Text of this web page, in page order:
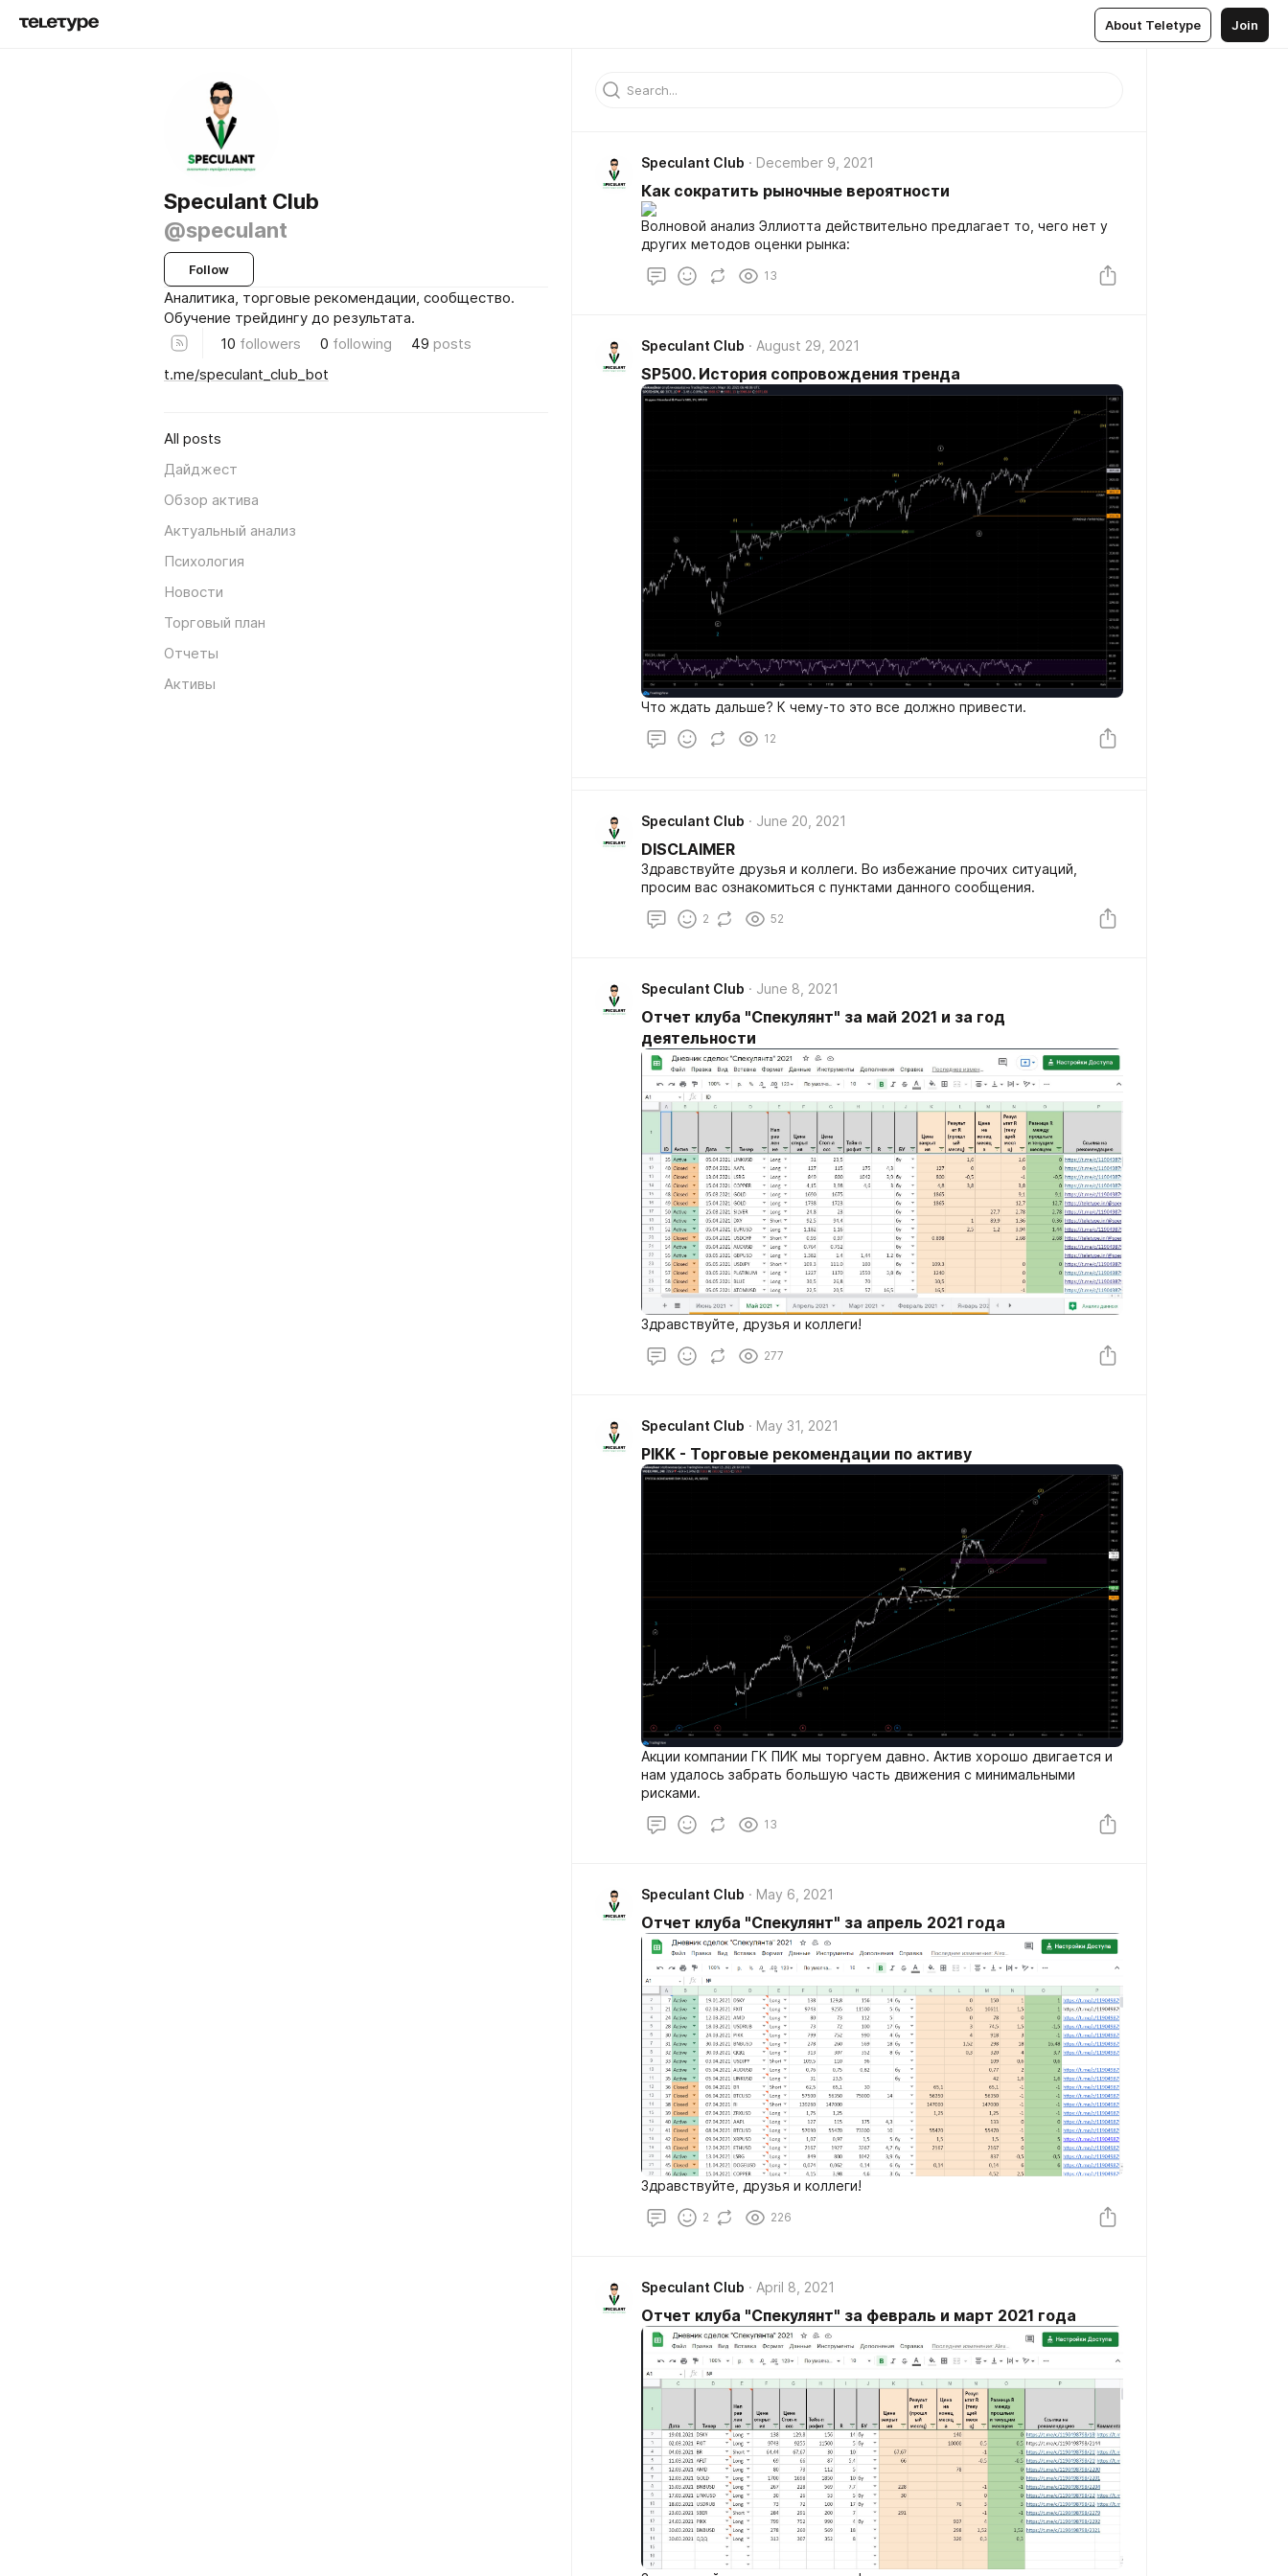
About Teletype Join
Speculant Club
@speculant
Follow
Аналитика, торговые рекомендации, сообщество.
Обучение трейдингу до результата.
10 followers 0 following 49 posts
t.me/speculant_club_bot
All posts
Дайджест
Обзор актива
Актуальный анализ
Психология
Новости
Торговый план
Отчеты
Активы
Speculant Club December 9, 2021
Как сократить рыночные вероятности
Волновой анализ Эллиотта действительно предлагает то, чего нет у
других методов оценки рынка:
13
Speculant Club August 29, 2021
SP500. История сопровождения тренда
Что ждать дальше? К чему-то это все должно привести.
12
Speculant Club June 20, 2021
DISCLAIMER
Здравствуйте друзья и коллеги. Во избежание прочих ситуаций,
просим вас ознакомиться с пунктами данного сообщения.
2 52
Speculant Club June 8, 2021
Отчет клуба "Спекулянт" за май 2021 и за год
деятельности
Здравствуйте, друзья и коллеги!
277
Speculant Club May 31, 2021
PIKK - Торговые рекомендации по активу
Акции компании ГК ПИК мы торгуем давно. Актив хорошо двигается и
нам удалось забрать большую часть движения с минимальными
рисками.
13
Speculant Club May 6, 2021
Отчет клуба "Спекулянт" за апрель 2021 года
Здравствуйте, друзья и коллеги!
2 226
Speculant Club April 8, 2021
Отчет клуба "Спекулянт" за февраль и март 2021 года